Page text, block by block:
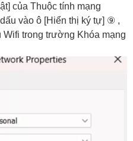
của Thuộc tính mạng
vào ô [Hiển thị ký tự] ⑨ ,
Wifi trong trường Khóa mạng